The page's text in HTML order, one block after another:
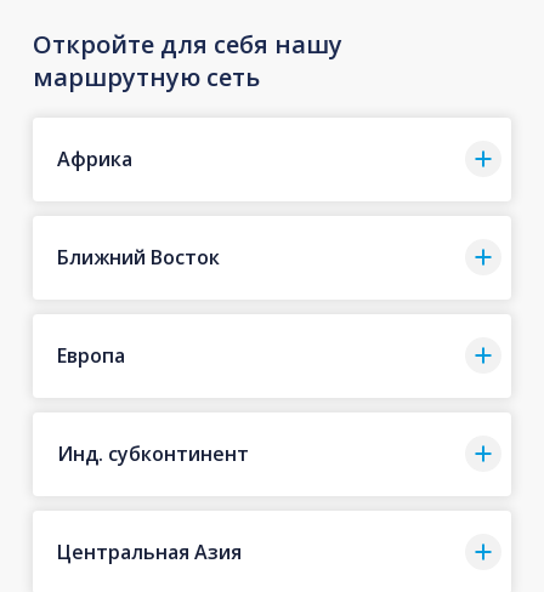
Откройте для себя нашу
маршрутную сеть
Африка
Ближний Восток
Европа
Инд. субконтинент
Центральная Азия